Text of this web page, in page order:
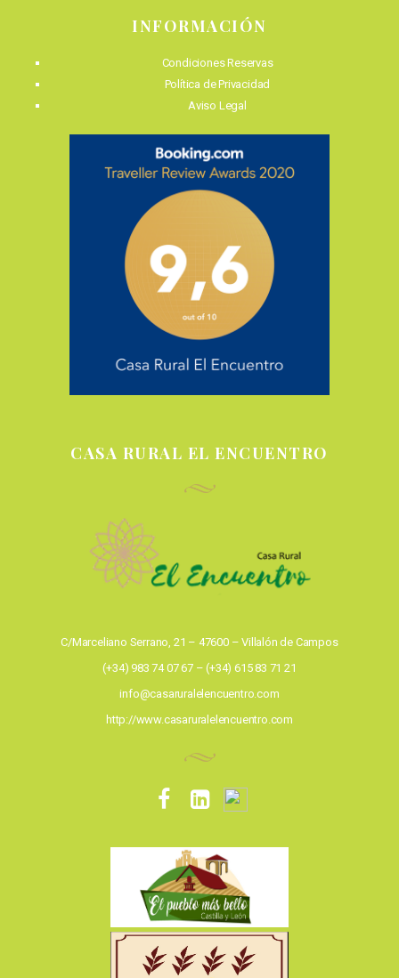
INFORMACIÓN
Condiciones Reservas
Política de Privacidad
Aviso Legal
CASA RURAL EL ENCUENTRO
C/Marceliano Serrano, 21 – 47600 – Villalón de Campos
(+34) 983 74 07 67 – (+34) 615 83 71 21
info@casaruralelencuentro.com
http://www.casaruralelencuentro.com